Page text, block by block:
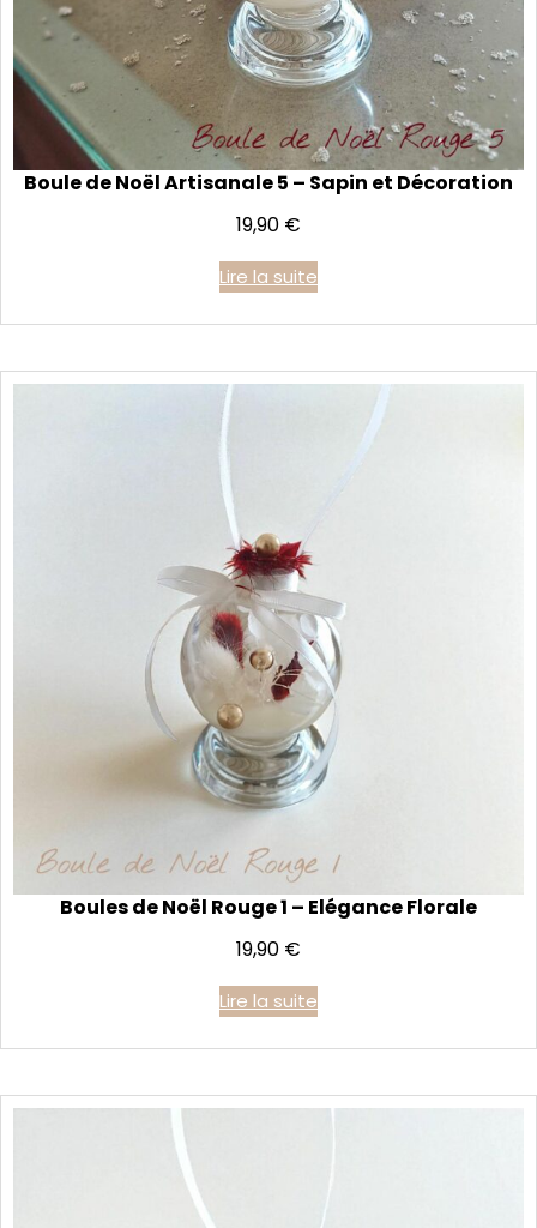
Boule de Noël Artisanale 5 – Sapin et Décoration
19,90 €
Lire la suite
Boules de Noël Rouge 1 – Elégance Florale
19,90 €
Lire la suite